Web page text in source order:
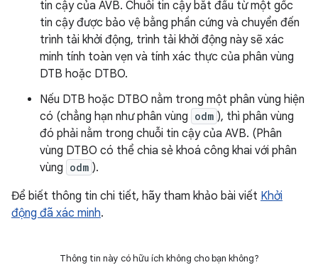
tin cậy của AVB. Chuỗi tin cậy bắt đầu từ một gốc
tin cậy được bảo vệ bằng phần cứng và chuyển đến
trình tải khởi động, trình tải khởi động này sẽ xác
minh tính toàn vẹn và tính xác thực của phân vùng
DTB hoặc DTBO.
Nếu DTB hoặc DTBO nằm trong một phân vùng hiện
có (chẳng hạn như phân vùng odm ), thì phân vùng
đó phải nằm trong chuỗi tin cậy của AVB. (Phân
vùng DTBO có thể chia sẻ khoá công khai với phân
vùng odm ).
Để biết thông tin chi tiết, hãy tham khảo bài viết Khởi
động đã xác minh.
Thông tin này có hữu ích không cho bạn không?